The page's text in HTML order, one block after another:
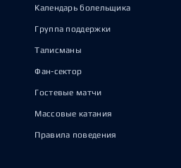
Календарь болельщика
Группа поддержки
Талисманы
Фан-сектор
Гостевые матчи
Массовые катания
Правила поведения